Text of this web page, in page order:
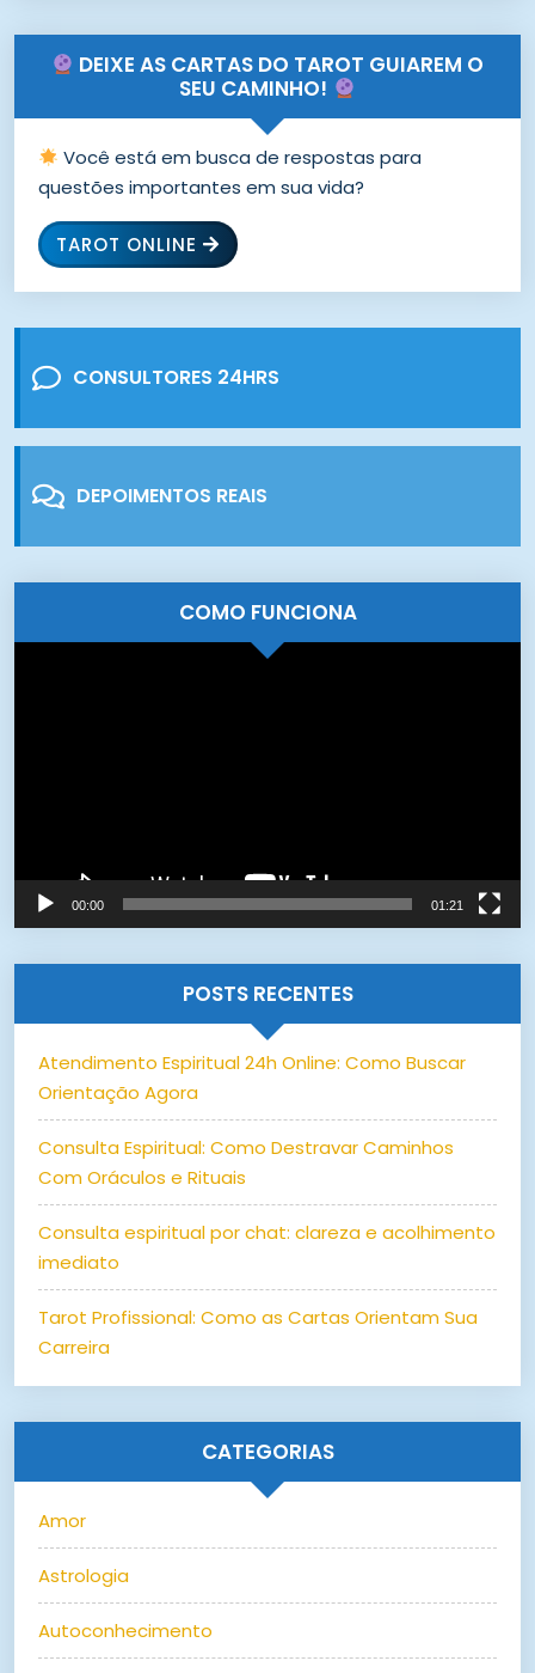
DEIXE AS CARTAS DO TAROT GUIAREM O
SEU CAMINHO!
Você está em busca de respostas para
questões importantes em sua vida?
TAROT ONLINE
CONSULTORES 24HRS
DEPOIMENTOS REAIS
COMO FUNCIONA
00:00 01:21
POSTS RECENTES
Atendimento Espiritual 24h Online: Como Buscar
Orientação Agora
Consulta Espiritual: Como Destravar Caminhos
Com Oráculos e Rituais
Consulta espiritual por chat: clareza e acolhimento
imediato
Tarot Profissional: Como as Cartas Orientam Sua
Carreira
CATEGORIAS
Amor
Astrologia
Autoconhecimento